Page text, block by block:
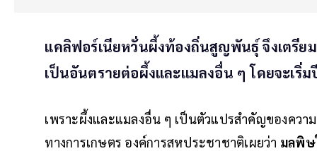
แคลิฟอร์เนียหวั่นผึ้งท้องถิ่นสูญพันธุ์ จึงเตรีย
เป็นอันตรายต่อผึ้งและแมลงอื่น ๆ โดยจะเริ่ม
เพราะผึ้งและแมลงอื่น ๆ เป็นตัวแปรสำคัญของค
ทางการเกษตร องค์การสหประชาชาติเผยว่า มลพิ